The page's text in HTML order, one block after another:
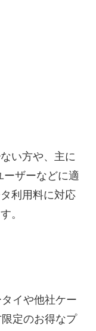
い方や、主に
ザーなどに適
利用料に対応
。
イや他社ケー
定のお得なプ